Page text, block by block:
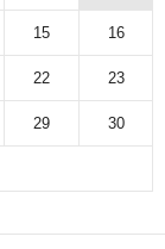
15 16
22 23
29 30